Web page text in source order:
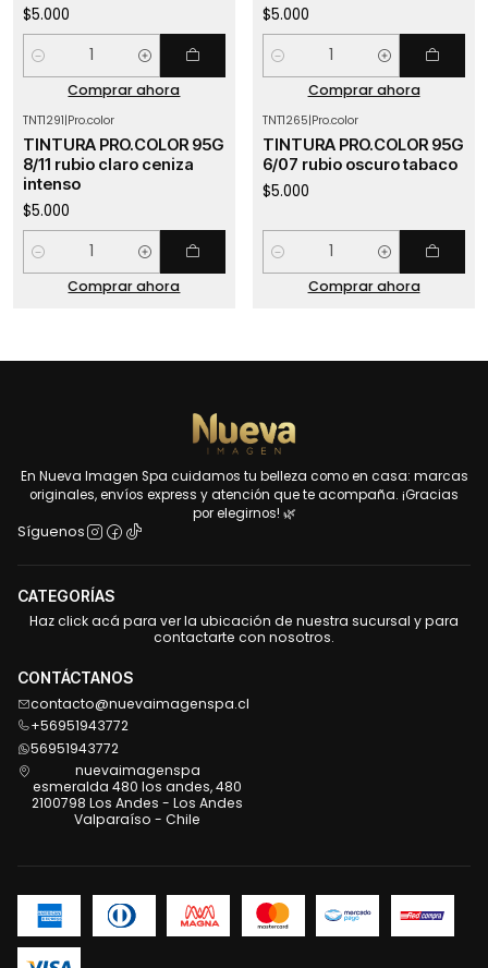
$5.000
Cantidad
Comprar ahora
$5.000
Cantidad
Comprar ahora
TNT1291|Pro.color
TINTURA PRO.COLOR 95G
8/11 rubio claro ceniza
intenso
$5.000
Cantidad
Comprar ahora
TNT1265|Pro.color
TINTURA PRO.COLOR 95G
6/07 rubio oscuro tabaco
$5.000
Cantidad
Comprar ahora
En Nueva Imagen Spa cuidamos tu belleza como en casa: marcas
originales, envíos express y atención que te acompaña. ¡Gracias
por elegirnos! 🌿
Síguenos
CATEGORÍAS
Haz click acá para ver la ubicación de nuestra sucursal y para
contactarte con nosotros.
CONTÁCTANOS
contacto@nuevaimagenspa.cl
+56951943772
56951943772
nuevaimagenspa
esmeralda 480 los andes, 480
2100798 Los Andes - Los Andes
Valparaíso - Chile